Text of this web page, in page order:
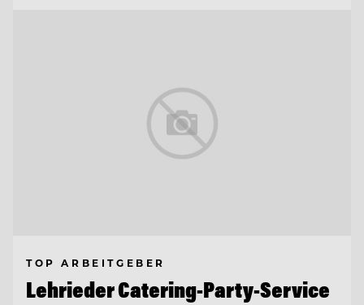
TOP ARBEITGEBER
Lehrieder Catering-Party-Service